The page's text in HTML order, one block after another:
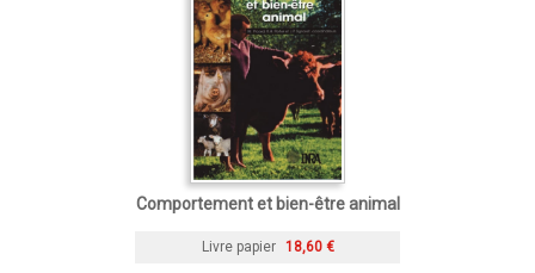
Comportement et bien-être animal
Livre papier 18,60 €